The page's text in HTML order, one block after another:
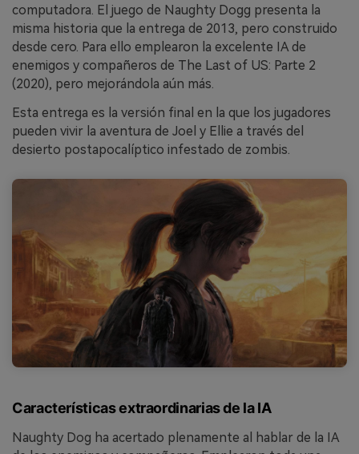
computadora. El juego de Naughty Dogg presenta la
misma historia que la entrega de 2013, pero construido
desde cero. Para ello emplearon la excelente IA de
enemigos y compañeros de The Last of US: Parte 2
(2020), pero mejorándola aún más.
Esta entrega es la versión final en la que los jugadores
pueden vivir la aventura de Joel y Ellie a través del
desierto postapocalíptico infestado de zombis.
Características extraordinarias de la IA
Naughty Dog ha acertado plenamente al hablar de la IA